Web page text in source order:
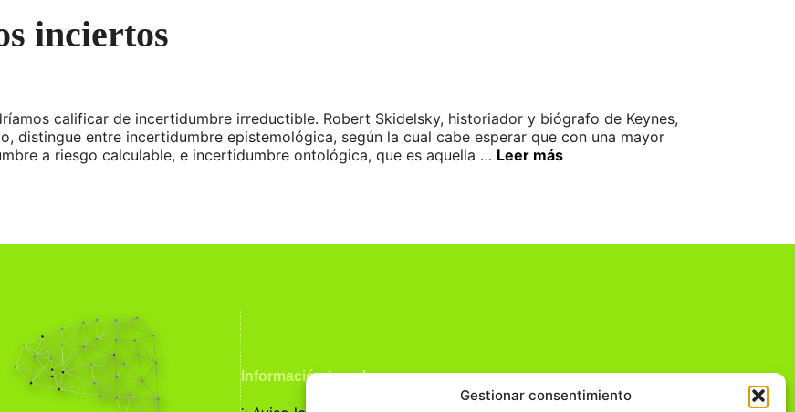
Gestionar consentimiento
inciertos
calificar de incertidumbre irreductible. Robert Skidelsky, historiador y biógrafo de Keynes,
distingue entre incertidumbre epistemológica, según la cual cabe esperar que con una mayor
a riesgo calculable, e incertidumbre ontológica, que es aquella … Leer más
Información Legal